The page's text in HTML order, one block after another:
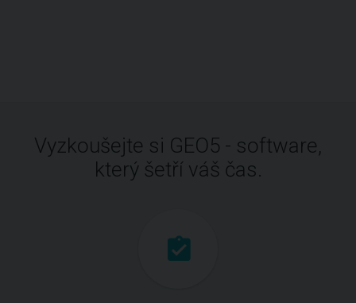
Vyzkoušejte si GEO5 - software,
který šetří váš čas.